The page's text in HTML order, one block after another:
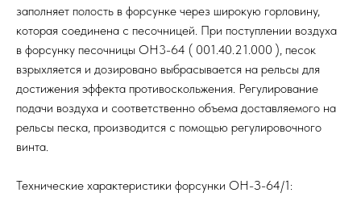
заполняет полость в форсунке через широкую горловину,
которая соединена с песочницей. При поступлении воздуха
в форсунку песочницы ОН3-64 ( 001.40.21.000 ), песок
взрыхляется и дозировано выбрасывается на рельсы для
достижения эффекта противоскольжения. Регулирование
подачи воздуха и соответственно объема доставляемого на
рельсы песка, производится с помощью регулировочного
винта.
Технические характеристики форсунки ОН-З-64/1: